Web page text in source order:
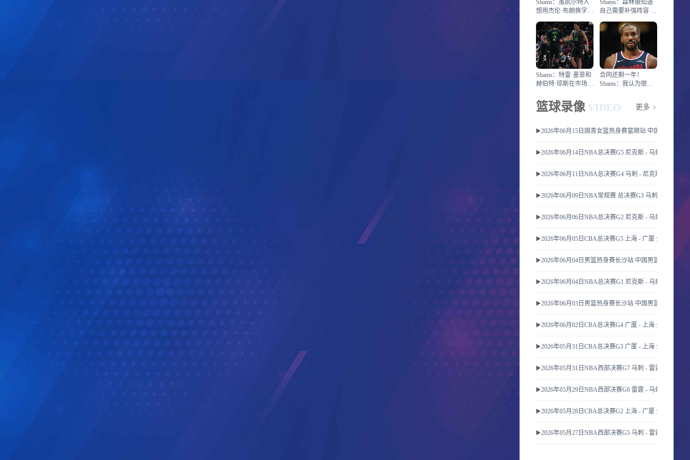
Shams：虽凯尔特人
想用杰伦·布朗换字母
他
Shams：森林狼知道
自己需要补强阵容 他
球员
Shams：特雷·墨菲和
赫伯特·琼斯在市场上
合同还剩一年！
Shams：我认为很多
篮球录像 VIDEO 更多
▶️2026年06月15日国青女篮热身赛富顺站 中国U17女篮 -
▶️2026年06月14日NBA总决赛G5 尼克斯 - 马刺 全场录像
▶️2026年06月11日NBA总决赛G4 马刺 - 尼克斯 全场录像
▶️2026年06月09日NBA常规赛 总决赛G3 马刺 - 尼克斯
▶️2026年06月06日NBA总决赛G2 尼克斯 - 马刺 全场录像
▶️2026年06月05日CBA总决赛G5 上海 - 广厦 全场录像
▶️2026年06月04日男篮热身赛长沙站 中国男篮 - FMP拉
▶️2026年06月04日NBA总决赛G1 尼克斯 - 马刺 全场录像
▶️2026年06月03日男篮热身赛长沙站 中国男篮 - FMP拉
▶️2026年06月02日CBA总决赛G4 广厦 - 上海 全场录像
▶️2026年05月31日CBA总决赛G3 广厦 - 上海 全场录像
▶️2026年05月31日NBA西部决赛G7 马刺 - 雷霆 全场录像
▶️2026年05月29日NBA西部决赛G6 雷霆 - 马刺 全场录像
▶️2026年05月28日CBA总决赛G2 上海 - 广厦 全场录像
▶️2026年05月27日NBA西部决赛G5 马刺 - 雷霆 全场录像